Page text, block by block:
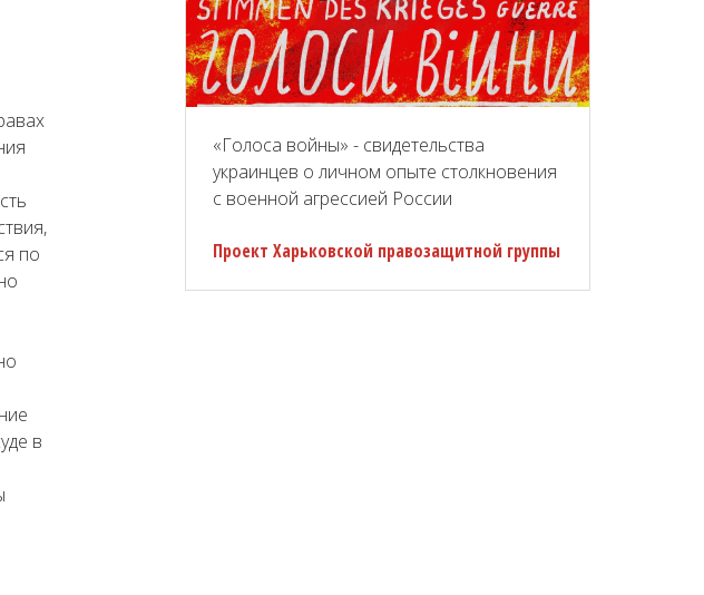
по
в
«Голоса войны» - свидетельства
украинцев о личном опыте столкновения
с военной агрессией России
Проект Харьковской правозащитной группы